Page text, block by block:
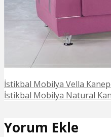
İstikbal Mobilya Vella
İstikbal Mobilya Natural
Yorum Ekle